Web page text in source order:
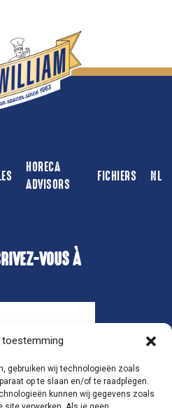
toestemming
gebruiken wij technologieën zoals
op te slaan en/of te raadplegen.
kunnen wij gegevens zoals
HORECA
ADVISORS
FICHIERS NL
VOUS À